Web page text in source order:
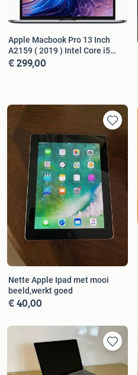
Apple Macbook Pro 13 Inch
A2159 ( 2019 ) Intel Core i5
82...
€ 299,00
Nette Apple Ipad met mooi
beeld,werkt goed
€ 40,00